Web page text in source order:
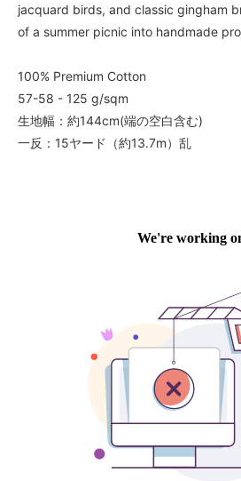
jacquard birds, and classic gingham
of a summer picnic into handmade
100% Premium Cotton
57-58 - 125 g/sqm
生地幅：約144cm(端の空白含む)
一反：15ヤード（約13.7m）乱